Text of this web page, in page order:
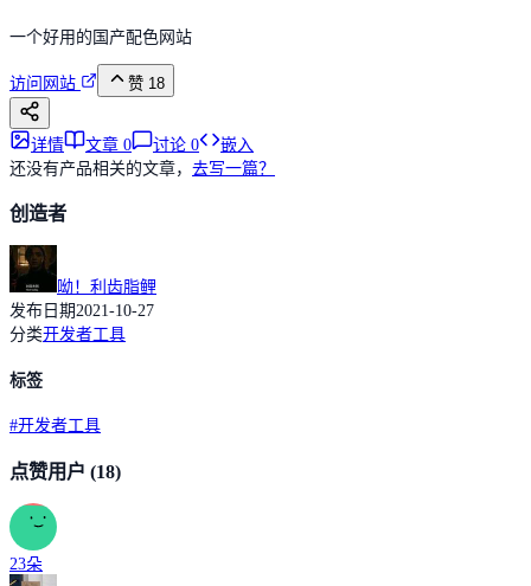
一个好用的国产配色网站
访问网站 赞 18
详情 文章 0 讨论 0
嵌入
还没有产品相关的文章， 去写一篇？
创造者
呦！利齿脂鲤
发布日期2021-10-27
分类开发者工具
标签
#开发者工具
点赞用户 (18)
23朵